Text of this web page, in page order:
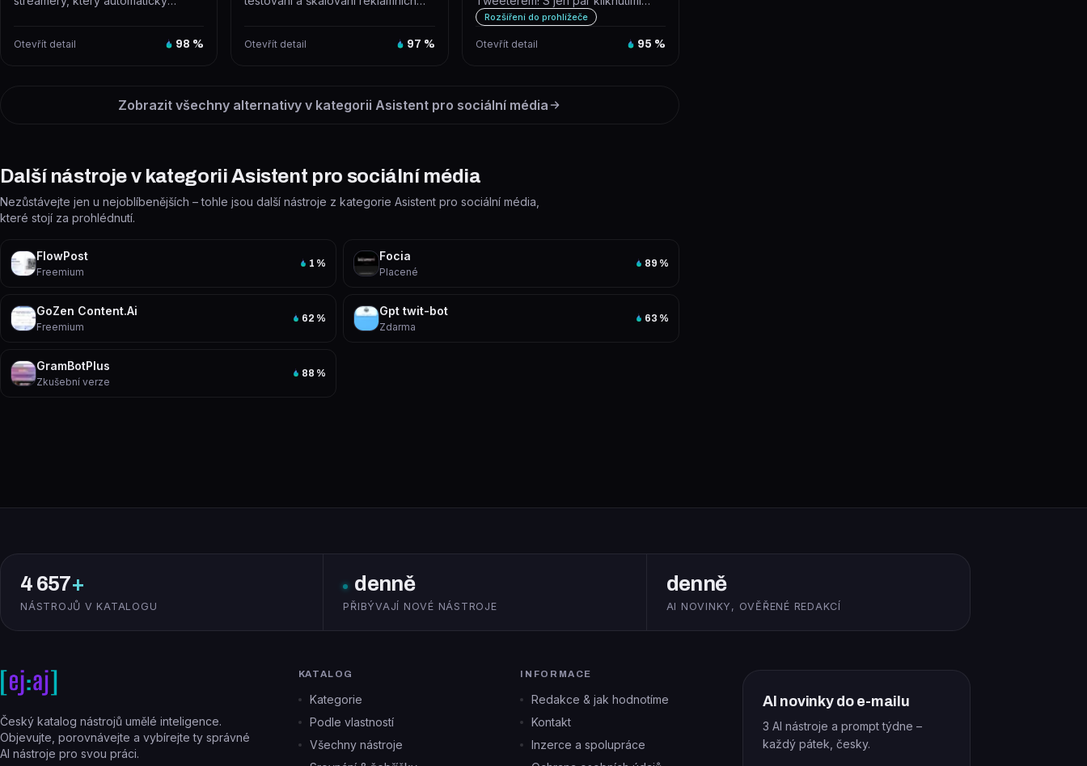
Otevřít detail 98 % Otevřít detail 97 %
vytvořte personalizované a zajím...
Rozšíření do prohlížeče
Otevřít detail 95 %
Zobrazit všechny alternativy v kategorii Asistent pro sociální média
Další nástroje v kategorii Asistent pro sociální média
Nezůstávejte jen u nejoblíbenějších – tohle jsou další nástroje z kategorie Asistent pro sociální média,
které stojí za prohlédnutí.
FlowPost
Freemium
1 %
Focia
Placené
89 %
GoZen Content.Ai
Freemium
62 %
Gpt twit-bot
Zdarma
63 %
GramBotPlus
Zkušební verze
88 %
4 657+
NÁSTROJŮ V KATALOGU
denně
PŘIBÝVAJÍ NOVÉ NÁSTROJE
denně
AI NOVINKY, OVĚŘENÉ REDAKCÍ
Český katalog nástrojů umělé inteligence.
Objevujte, porovnávejte a vybírejte ty správné
AI nástroje pro svou práci.
KATALOG
Kategorie
Podle vlastností
Všechny nástroje
INFORMACE
Redakce & jak hodnotíme
Kontakt
Inzerce a spolupráce
AI novinky do e-mailu
3 AI nástroje a prompt týdne –
každý pátek, česky.